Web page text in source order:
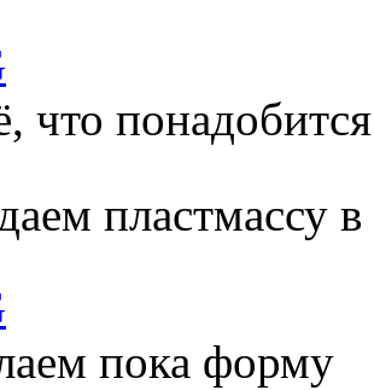
что
пластмассу
пока форму